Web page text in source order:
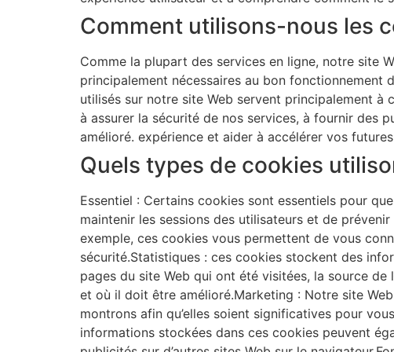
Comment utilisons-nous les
Comme la plupart des services en ligne, notre site
principalement nécessaires au bon fonctionnement
utilisés sur notre site Web servent principalement
à assurer la sécurité de nos services, à fournir des
amélioré. expérience et aider à accélérer vos
Quels types de cookies
Essentiel : Certains cookies sont essentiels pour
maintenir les sessions des utilisateurs et de
exemple, ces cookies vous permettent de vous
sécurité.Statistiques : ces cookies stockent des
pages du site Web qui ont été visitées, la source
et où il doit être amélioré.Marketing : Notre site
montrons afin qu’elles soient significatives pour
informations stockées dans ces cookies peuvent